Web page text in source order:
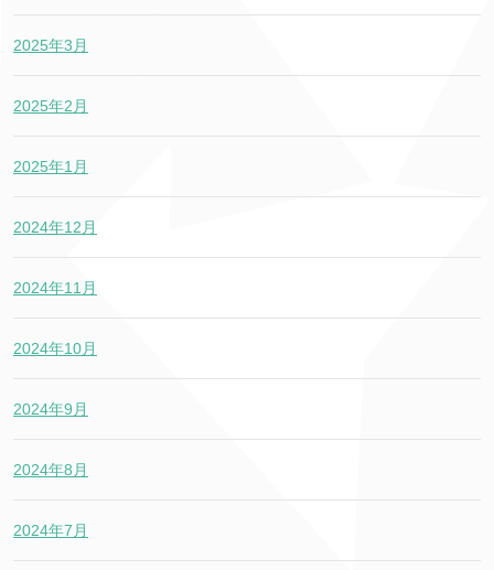
2025年3月
2025年2月
2025年1月
2024年12月
2024年11月
2024年10月
2024年9月
2024年8月
2024年7月